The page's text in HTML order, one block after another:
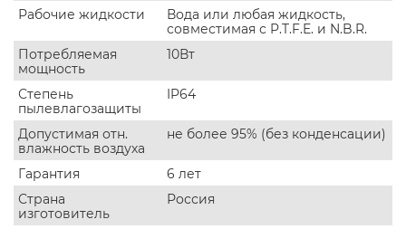
Рабочие жидкости
Вода или любая жидкость,
совместимая с P.T.F.E. и N.B.R.
Потребляемая
мощность
10Вт
Степень
пылевлагозащиты
IP64
Допустимая отн.
влажность воздуха
не более 95% (без конденсации)
Гарантия
6 лет
Страна
изготовитель
Россия